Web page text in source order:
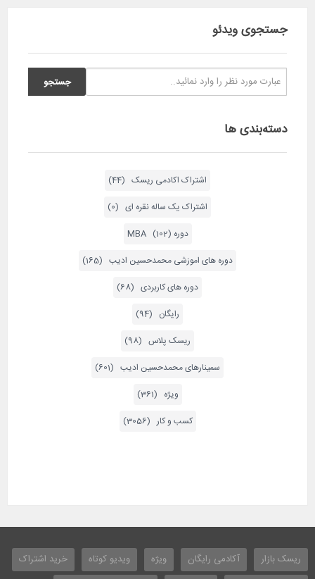
جستجوی ویدئو
دسته‌بندی ها
اشتراک اکادمی ریسک (44)
اشتراک یک ساله نقره ای (0)
دوره MBA (102)
دوره های اموزشی محمدحسین ادیب (165)
دوره های کاربردی (68)
رایگان (94)
ریسک پلاس (98)
سمینارهای محمدحسین ادیب (601)
ویژه (361)
کسب و کار (3056)
ریسک بازار آکادمی رایگان ویژه ویدیو کوتاه
خرید اشتراک